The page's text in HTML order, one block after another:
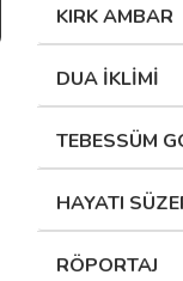
KIRK AMBAR
DUA İKLİMİ
TEBESSÜM
HAYATI
RÖPORTAJ